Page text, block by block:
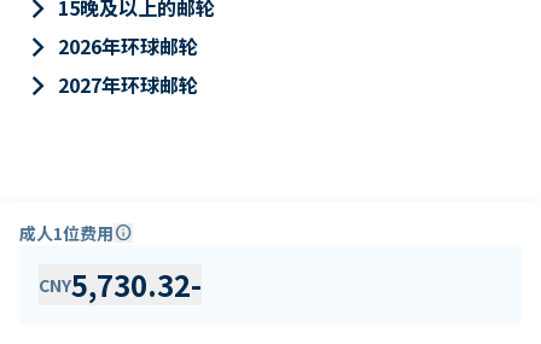
15晚及以上的邮轮
keyboard_arrow_right 2026年环球邮轮
keyboard_arrow_right 2027年环球邮轮
成人1位费用info
CNY5,730.32-